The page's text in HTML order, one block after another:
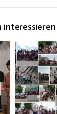
interessieren